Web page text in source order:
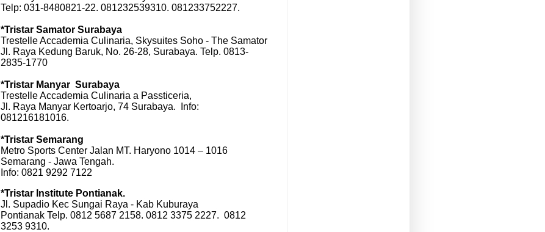
Telp: 031-8480821-22. 081232539310. 081233752227.
*Tristar Samator Surabaya
Trestelle Accademia Culinaria, Skysuites Soho - The Samator
Jl. Raya Kedung Baruk, No. 26-28, Surabaya. Telp. 0813-
2835-1770
*Tristar Manyar Surabaya
Trestelle Accademia Culinaria a Passticeria,
Jl. Raya Manyar Kertoarjo, 74 Surabaya.
Info:
081216181016.
*Tristar Semarang
Metro Sports Center Jalan MT. Haryono 1014 – 1016
Semarang - Jawa Tengah.
Info: 0821 9292 7122
*Tristar Institute Pontianak.
Jl. Supadio Kec Sungai Raya - Kab Kuburaya
Pontianak Telp. 0812 5687 2158. 0812 3375 2227. 0812
3253 9310.